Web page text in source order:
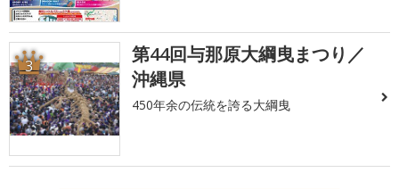
3
第44回与那原大綱曳まつり／
沖縄県
450年余の伝統を誇る大綱曳